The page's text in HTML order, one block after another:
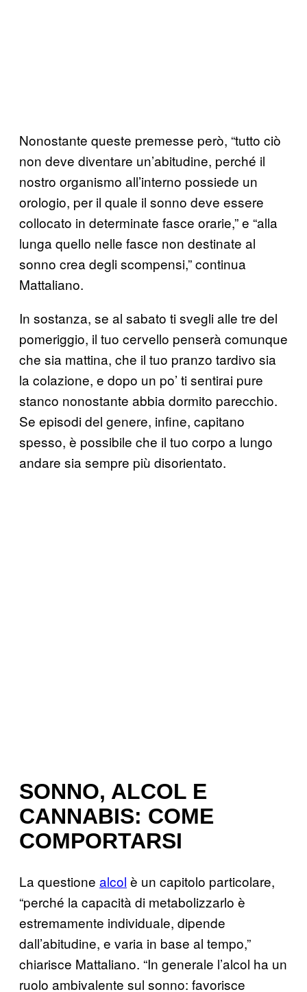
Nonostante queste premesse però, “tutto ciò
non deve diventare un’abitudine, perché il
nostro organismo all’interno possiede un
orologio, per il quale il sonno deve essere
collocato in determinate fasce orarie,” e “alla
lunga quello nelle fasce non destinate al
sonno crea degli scompensi,” continua
Mattaliano.
In sostanza, se al sabato ti svegli alle tre del
pomeriggio, il tuo cervello penserà comunque
che sia mattina, che il tuo pranzo tardivo sia
la colazione, e dopo un po’ ti sentirai pure
stanco nonostante abbia dormito parecchio.
Se episodi del genere, infine, capitano
spesso, è possibile che il tuo corpo a lungo
andare sia sempre più disorientato.
SONNO, ALCOL E
CANNABIS: COME
COMPORTARSI
La questione alcol è un capitolo particolare,
“perché la capacità di metabolizzarlo è
estremamente individuale, dipende
dall’abitudine, e varia in base al tempo,”
chiarisce Mattaliano. “In generale l’alcol ha un
ruolo ambivalente sul sonno: favorisce